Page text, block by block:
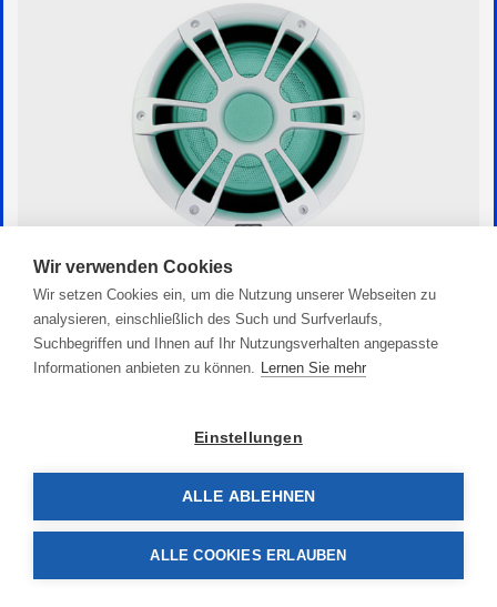
Marine Subwoofer SG 10“
329,00 €
Wir verwenden Cookies
Wir setzen Cookies ein, um die Nutzung unserer Webseiten zu
analysieren, einschließlich des Such und Surfverlaufs,
Suchbegriffen und Ihnen auf Ihr Nutzungsverhalten angepasste
Informationen anbieten zu können. Lernen Sie mehr
Einstellungen
ALLE ABLEHNEN
ALLE COOKIES ERLAUBEN